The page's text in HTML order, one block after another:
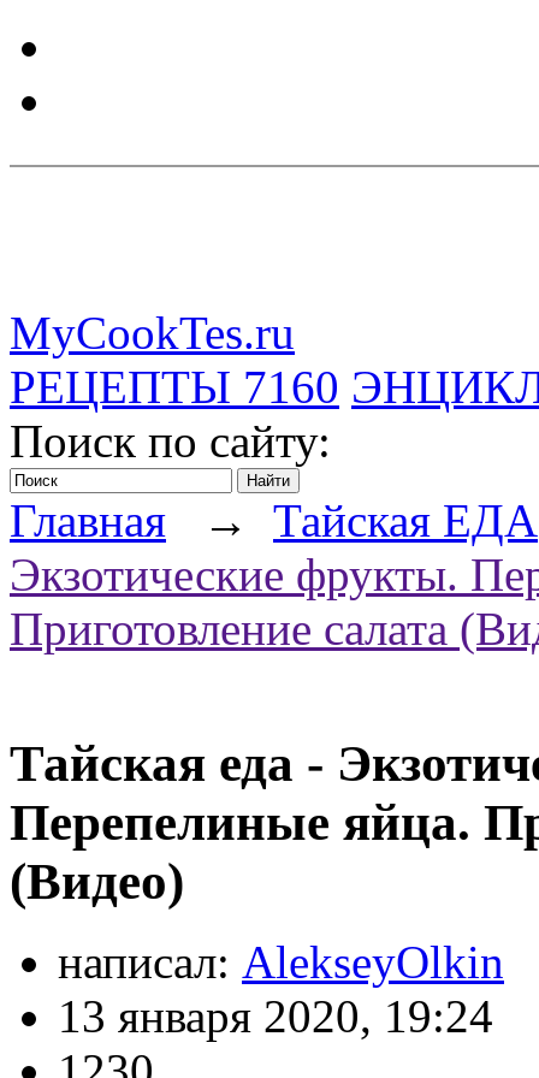
MyCookTes.ru
РЕЦЕПТЫ 7160
Поиск по сайту:
Главная → Тайская ЕДА
Экзотические фрукты.
Приготовление салата
Тайская еда -
Перепелиные яйца.
(Видео)
написал: AlekseyOlkin
13 января 2020, 19:24